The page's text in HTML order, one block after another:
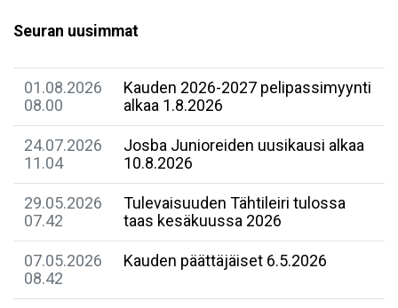
Seuran uusimmat
01.08.2026
08.00
Kauden 2026-2027 pelipassimyynti
alkaa 1.8.2026
24.07.2026
11.04
Josba Junioreiden uusikausi alkaa
10.8.2026
29.05.2026
07.42
Tulevaisuuden Tähtileiri tulossa
taas kesäkuussa 2026
07.05.2026
08.42
Kauden päättäjäiset 6.5.2026